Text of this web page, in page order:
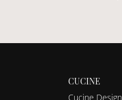
CUCINE
Cucine Design